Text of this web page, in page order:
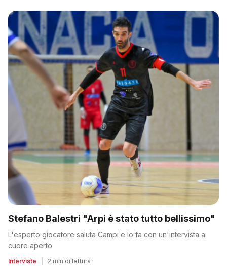
Stefano Balestri "Arpi è stato tutto bellissimo"
L'esperto giocatore saluta Campi e lo fa con un'intervista a
cuore aperto
Interviste 2 min di lettura